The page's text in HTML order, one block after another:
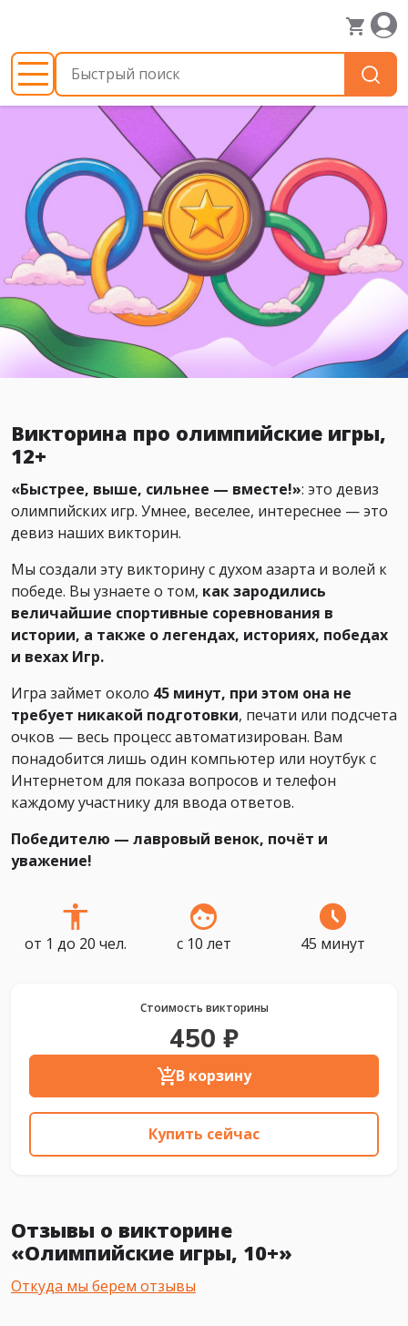
Викторина про олимпийские игры,
12+
«Быстрее, выше, сильнее — вместе!»: это девиз
олимпийских игр. Умнее, веселее, интереснее — это
девиз наших викторин.
Мы создали эту викторину с духом азарта и волей к
победе. Вы узнаете о том, как зародились
величайшие спортивные соревнования в
истории, а также о легендах, историях, победах
и вехах Игр.
Игра займет около 45 минут, при этом она не
требует никакой подготовки, печати или подсчета
очков — весь процесс автоматизирован. Вам
понадобится лишь один компьютер или ноутбук с
Интернетом для показа вопросов и телефон
каждому участнику для ввода ответов.
Победителю — лавровый венок, почёт и
уважение!
от 1 до 20 чел. с 10 лет 45 минут
Стоимость викторины
450 ₽
В корзину
Купить сейчас
Отзывы о викторине
«Олимпийские игры, 10+»
Откуда мы берем отзывы